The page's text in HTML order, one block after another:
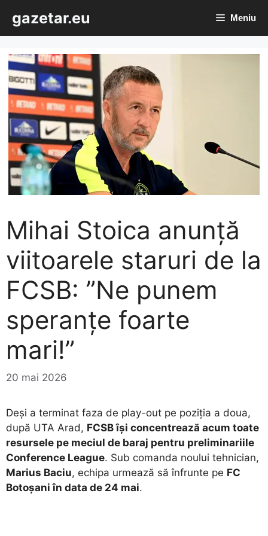
conținut
gazetar.eu Meniu
Mihai Stoica anunță
viitoarele staruri de la
FCSB: ”Ne punem
speranțe foarte
mari!”
20 mai 2026
Deși a terminat faza de play-out pe poziția a doua,
după UTA Arad, FCSB își concentrează acum toate
resursele pe meciul de baraj pentru preliminariile
Conference League. Sub comanda noului tehnician,
Marius Baciu, echipa urmează să înfrunte pe FC
Botoșani în data de 24 mai.